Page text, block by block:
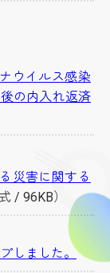
ウイルス感染
の内入れ返済
災害に関する
/ 96KB）
しました。